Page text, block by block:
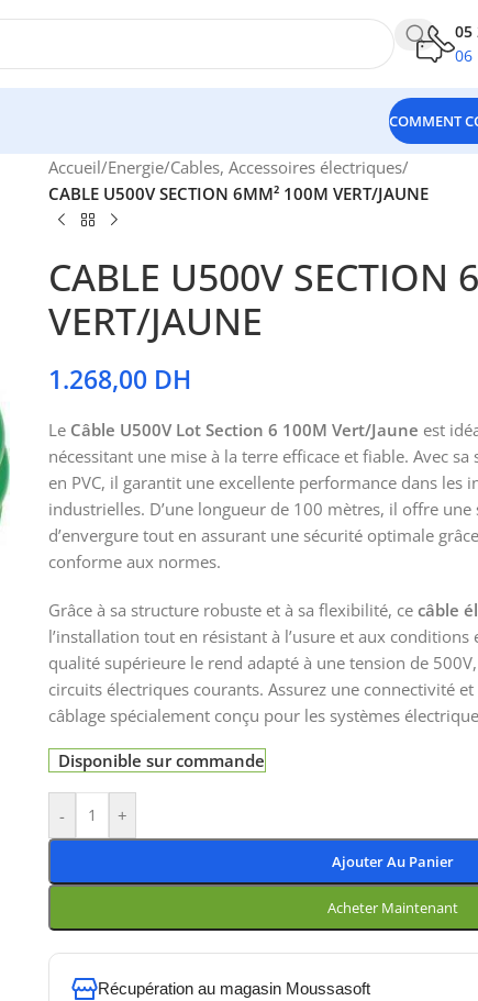
05
06
COMMENT
Accueil/Energie/Cables, Accessoires électriques/
CABLE U500V SECTION 6MM² 100M VERT/JAUNE
CABLE U500V SECTION
VERT/JAUNE
1.268,00 DH
Le Câble U500V Lot Section 6 100M Vert/Jaune est
nécessitant une mise à la terre efficace et fiable. Avec
en PVC, il garantit une excellente performance dans les
industrielles. D’une longueur de 100 mètres, il offre
d’envergure tout en assurant une sécurité optimale
conforme aux normes.
Grâce à sa structure robuste et à sa flexibilité, ce câble
l’installation tout en résistant à l’usure et aux conditions
qualité supérieure le rend adapté à une tension de
circuits électriques courants. Assurez une connectivité
câblage spécialement conçu pour les systèmes
Disponible sur commande
- +
Ajouter Au Panier
Acheter Maintenant
Récupération au magasin Moussasoft